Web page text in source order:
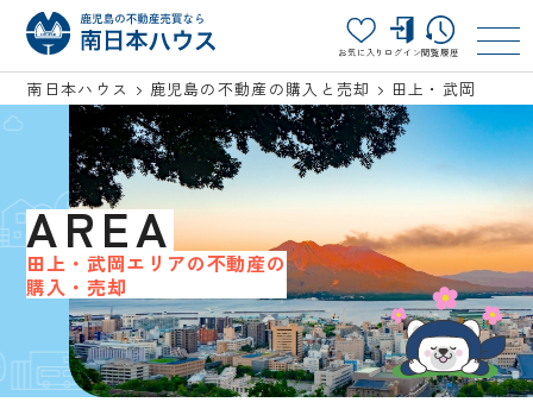
お気に入り ログイン閲覧履歴
南日本ハウス 鹿児島の不動産の購入と売却 田上・武岡
AREA
田上・武岡エリアの不動産の
購入・売却